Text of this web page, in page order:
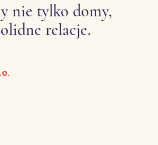
nie tylko domy,
relacje.